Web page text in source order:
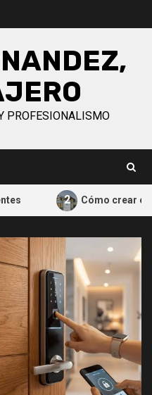
PROFESIONALISMO
Cómo crear escenas